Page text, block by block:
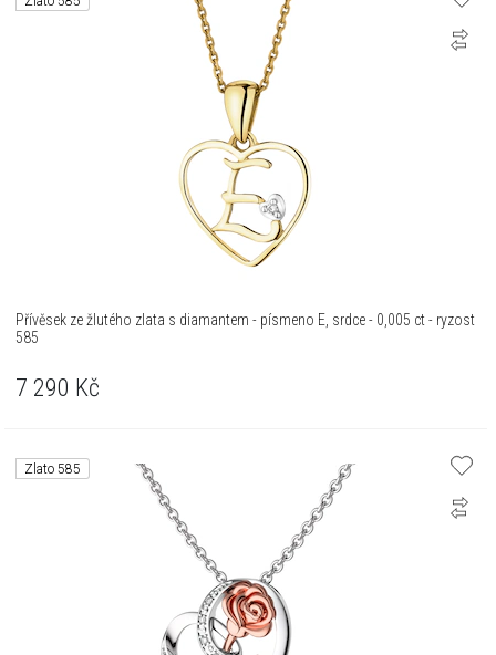
Přívěsek ze žlutého zlata s diamantem - písmeno E, srdce - 0,005 ct - ryzost
585
7 290 Kč
Zlato 585